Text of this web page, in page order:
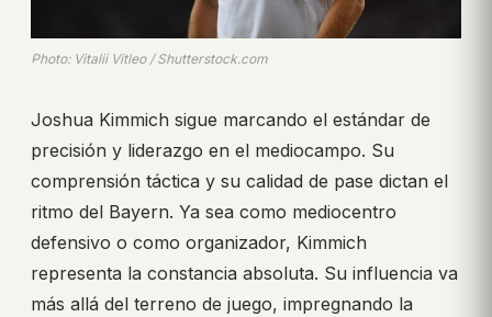
Photo: Vitalii Vitleo / Shutterstock.com
Joshua Kimmich sigue marcando el estándar de
precisión y liderazgo en el mediocampo. Su
comprensión táctica y su calidad de pase dictan el
ritmo del Bayern. Ya sea como mediocentro
defensivo o como organizador, Kimmich
representa la constancia absoluta. Su influencia va
más allá del terreno de juego, impregnando la